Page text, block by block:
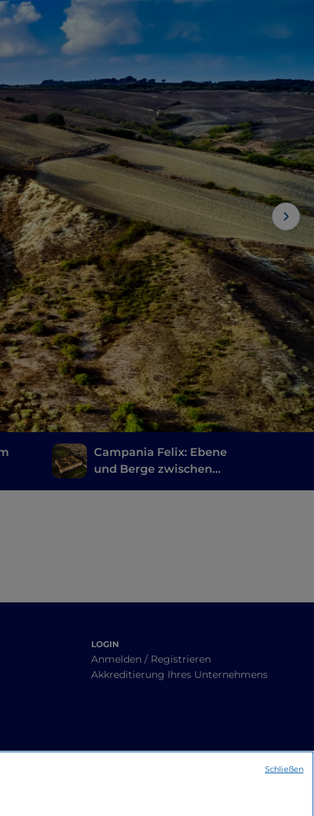
Campania Felix: Ebene
und Berge zwischen
LOGIN
Anmelden / Registrieren
Akkreditierung Ihres Unternehmens
Schließen